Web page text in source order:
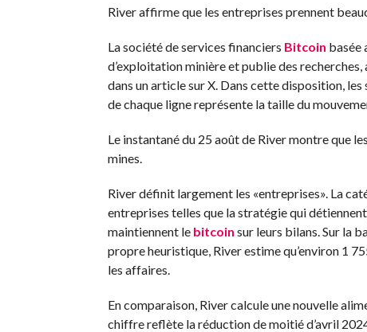
River affirme que les entreprises prennent
La société de services financiers Bitcoin basée
d’exploitation minière et publie des
dans un article sur X. Dans cette disposition,
de chaque ligne représente la taille du
Le instantané du 25 août de River montre que
mines.
River définit largement les «entreprises». La
entreprises telles que la stratégie qui
maintiennent le bitcoin sur leurs bilans. Sur la
propre heuristique, River estime qu’environ 1
les affaires.
En comparaison, River calcule une nouvelle
chiffre reflète la réduction de moitié d’avril